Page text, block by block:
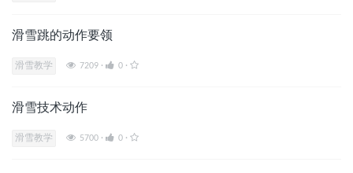
滑雪跳的动作要领
滑雪教学 7209 · 0 ·
滑雪技术动作
滑雪教学 5700 · 0 ·